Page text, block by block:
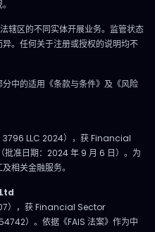
辖区的不同实体开展业务。监管状态
。任何关于注册或授权的说明均不
分中的适用《条款与条件》及《风险
3796 LLC 2024），获 Financial
准日期：2024 年 9 月 6 日）。为
相关金融服务。
），获 Financial Sector
）。依据《FAIS 法案》作为中